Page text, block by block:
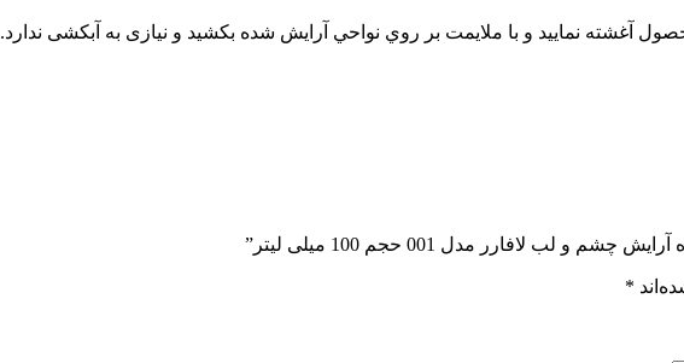
آغشته نماييد و با ملايمت بر روي نواحي آرايش شده بكشيد و نیازی به آبکشی ندارد.
لافارر مدل 001 حجم 100 میلی لیتر”
*